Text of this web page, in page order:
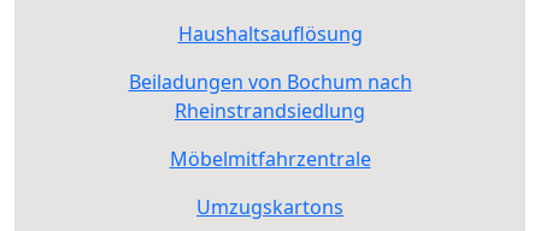
Haushaltsauflösung
Beiladungen von Bochum nach
Rheinstrandsiedlung
Möbelmitfahrzentrale
Umzugskartons